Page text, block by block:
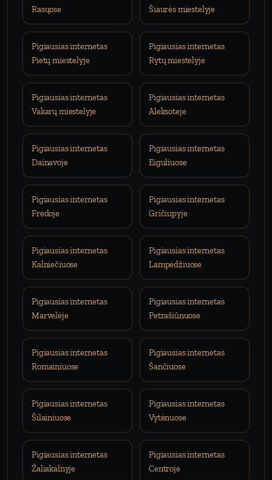
Rasųose
Šiaurės miestelyje
Pigiausias internetas
Pietų miestelyje
Pigiausias internetas
Rytų miestelyje
Pigiausias internetas
Vakarų miestelyje
Pigiausias internetas
Aleksoteje
Pigiausias internetas
Dainavoje
Pigiausias internetas
Eiguliuose
Pigiausias internetas
Fredoje
Pigiausias internetas
Gričiupyje
Pigiausias internetas
Kalniečiuose
Pigiausias internetas
Lampėdžiuose
Pigiausias internetas
Marvelėje
Pigiausias internetas
Petrašiūnuose
Pigiausias internetas
Romainiuose
Pigiausias internetas
Šančiuose
Pigiausias internetas
Šilainiuose
Pigiausias internetas
Vytėnuose
Pigiausias internetas
Žaliakalnyje
Pigiausias internetas
Centroje